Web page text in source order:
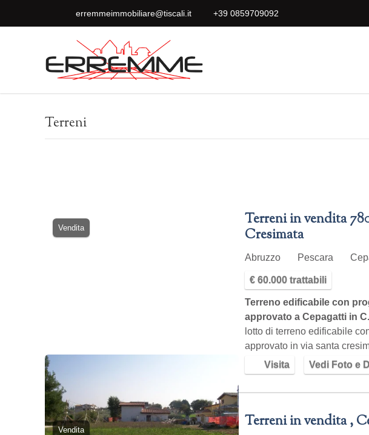
erremmeimmobiliare@tiscali.it +39 0859709092
Terreni
Vendita
Terreni in vendita
Cresimata
Abruzzo Pescara
€ 60.000 trattabili
Terreno edificabile con
approvato a Cepagatti in
lotto di terreno edificabile
approvato in via santa
Visita Vedi Foto e
Vendita Terreni in vendita ,